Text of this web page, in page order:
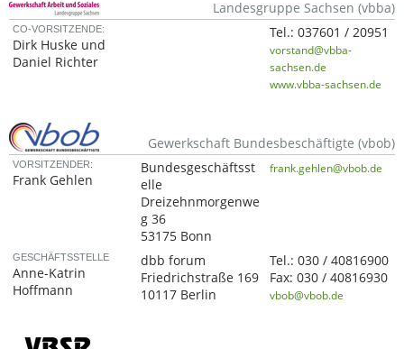
Landesgruppe Sachsen (vbba)
CO-VORSITZENDE:
Dirk Huske und
Daniel Richter
Tel.:037601 / 20951
vorstand@vbba-
sachsen.de
www.vbba-sachsen.de
Gewerkschaft Bundesbeschäftigte (vbob)
VORSITZENDER:
Frank Gehlen
Bundesgeschäftsst
elle
Dreizehnmorgenwe
g 36
53175 Bonn
frank.gehlen@vbob.de
GESCHÄFTSSTELLE
Anne-Katrin
Hoffmann
dbb forum
Friedrichstraße 169
10117 Berlin
Tel.:030 / 40816900
Fax:030 / 40816930
vbob@vbob.de